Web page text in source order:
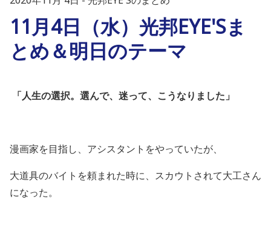
11月4日（水）光邦EYE'Sま
とめ＆明日のテーマ
「人生の選択。選んで、迷って、こうなりました」
漫画家を目指し、アシスタントをやっていたが、
大道具のバイトを頼まれた時に、スカウトされて大工さん
になった。